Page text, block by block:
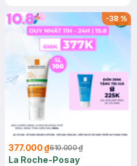
-38%
377.000 ₫610.000 ₫
La Roche-Posay